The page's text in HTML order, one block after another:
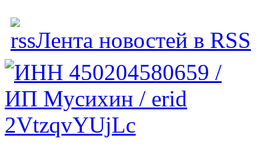
Лента новостей в RSS